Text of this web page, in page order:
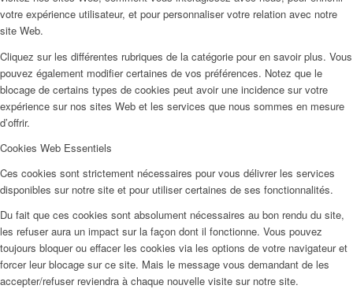
votre expérience utilisateur, et pour personnaliser votre relation avec notre
site Web.
Cliquez sur les différentes rubriques de la catégorie pour en savoir plus. Vous
pouvez également modifier certaines de vos préférences. Notez que le
blocage de certains types de cookies peut avoir une incidence sur votre
expérience sur nos sites Web et les services que nous sommes en mesure
d’offrir.
Cookies Web Essentiels
Ces cookies sont strictement nécessaires pour vous délivrer les services
disponibles sur notre site et pour utiliser certaines de ses fonctionnalités.
Du fait que ces cookies sont absolument nécessaires au bon rendu du site,
les refuser aura un impact sur la façon dont il fonctionne. Vous pouvez
toujours bloquer ou effacer les cookies via les options de votre navigateur et
forcer leur blocage sur ce site. Mais le message vous demandant de les
accepter/refuser reviendra à chaque nouvelle visite sur notre site.